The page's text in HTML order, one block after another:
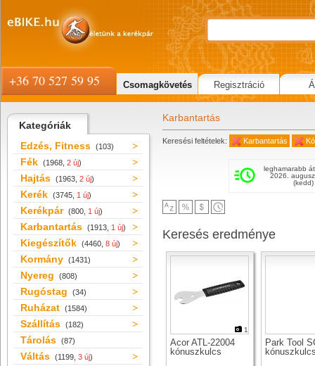
Kategóriák
Edzés, Fitness (103)
Fék (1968, 2 új)
Hajtás (1963, 2 új)
Kerék (3745, 1 új)
Kerékpár (800, 1 új)
Karbantartás (1913, 1 új)
Kiegészítők (4460, 8 új)
Kormány (1431)
Nyereg (808)
Rugóstag (34)
Ruházat (1584)
Szállítás (182)
Tárolás (87)
Váltás (1199, 3 új)
Karbantartás
Keresési feltételek: Karbantartás
leghamarabb
2026.
(kedd)
Keresés eredménye
1
Acor ATL-22004
kónuszkulcs
Park Tool
+36 70 527 59 95 Csomagkövetés Regisztráció